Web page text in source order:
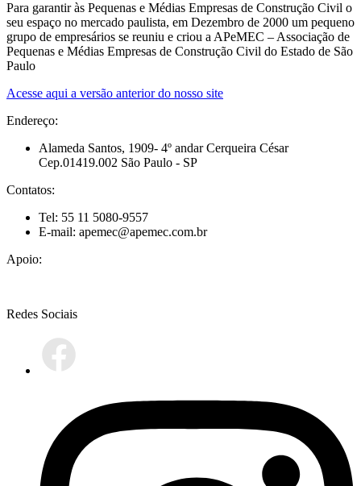
Para garantir às Pequenas e Médias Empresas de Construção Civil o
seu espaço no mercado paulista, em Dezembro de 2000 um pequeno
grupo de empresários se reuniu e criou a APeMEC – Associação de
Pequenas e Médias Empresas de Construção Civil do Estado de São
Paulo
Acesse aqui a versão anterior do nosso site
Endereço:
Alameda Santos, 1909- 4º andar Cerqueira César
Cep.01419.002 São Paulo - SP
Contatos:
Tel: 55 11 5080-9557
E-mail: apemec@apemec.com.br
Apoio:
Redes Sociais